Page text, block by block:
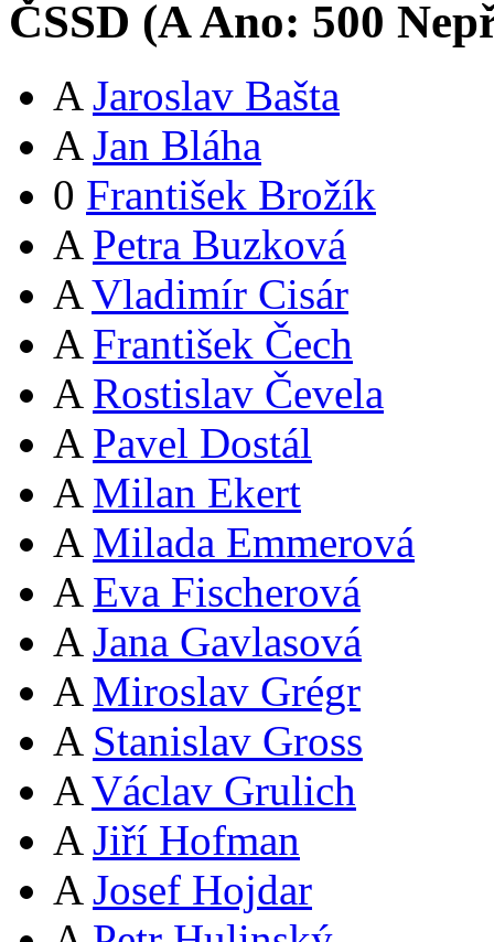
ČSSD (AAno: 500
A Jaroslav Bašta
A Jan Bláha
0 František Brožík
A Petra Buzková
A Vladimír Cisár
A František Čech
A Rostislav Čevela
A Pavel Dostál
A Milan Ekert
A Milada Emmerová
A Eva Fischerová
A Jana Gavlasová
A Miroslav Grégr
A Stanislav Gross
A Václav Grulich
A Jiří Hofman
A Josef Hojdar